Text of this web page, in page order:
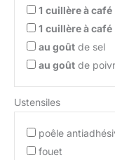
1 cuillère à café
1 cuillère à café
au goût de sel
au goût de
Ustensiles
poêle
fouet